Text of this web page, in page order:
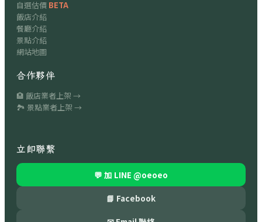
自選估價 BETA
飯店介紹
餐廳介紹
景點介紹
網站地圖
合作夥伴
🏨 飯店業者上架 →
🏞 景點業者上架 →
立即聯繫
💬 加 LINE @oeoeo
📘 Facebook